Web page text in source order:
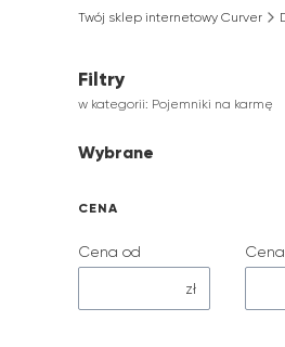
Twój sklep internetowy Curver
Filtry
w kategorii: Pojemniki na karmę
Wybrane
CENA
Cena od
zł